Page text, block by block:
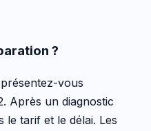
?
vous
. Après un diagnostic
le tarif et le délai. Les